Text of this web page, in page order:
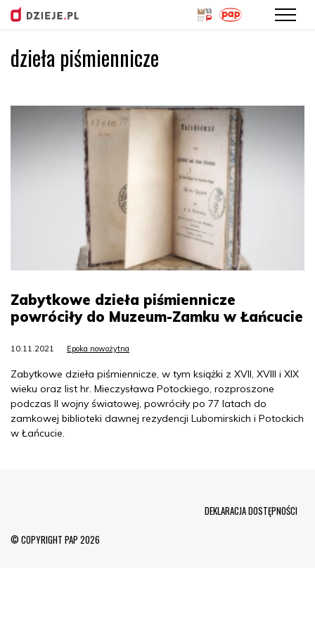
Przejdź
do
dzieła piśmiennicze
Zabytkowe dzieła piśmiennicze
powróciły do Muzeum-Zamku w Łańcucie
10.11.2021 Epoka nowożytna
Zabytkowe dzieła piśmiennicze, w tym książki z XVII, XVIII i XIX
wieku oraz list hr. Mieczysława Potockiego, rozproszone
podczas II wojny światowej, powróciły po 77 latach do
zamkowej biblioteki dawnej rezydencji Lubomirskich i Potockich
w Łańcucie.
© COPYRIGHT PAP 2026
DEKLARACJA DOSTĘPNOŚCI